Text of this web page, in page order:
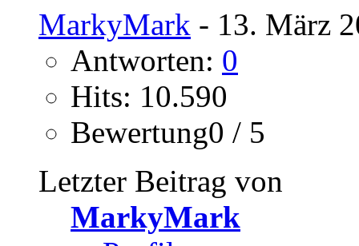
MarkyMark - 13. März
Antworten: 0
Hits: 10.590
Bewertung0 / 5
Letzter Beitrag von
MarkyMark